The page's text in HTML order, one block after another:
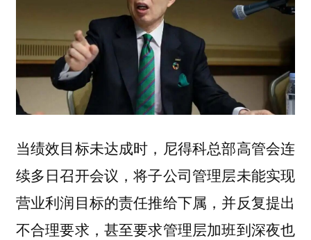
当绩效目标未达成时，尼得科总部高管会连
续多日召开会议，将子公司管理层未能实现
营业利润目标的责任推给下属，并反复提出
不合理要求，甚至要求管理层加班到深夜也